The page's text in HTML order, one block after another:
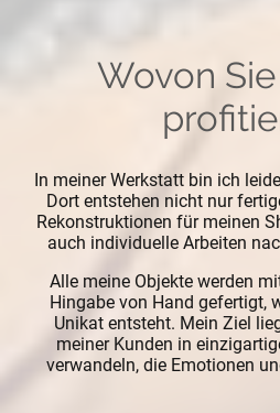
Wovon
In meiner Werkstatt bin ich
Dort entstehen nicht nur
Rekonstruktionen für meinen
auch individuelle Arbeiten
Alle meine Objekte werden
Hingabe von Hand gefertigt,
Unikat entsteht. Mein Ziel
meiner Kunden in
verwandeln, die Emotionen